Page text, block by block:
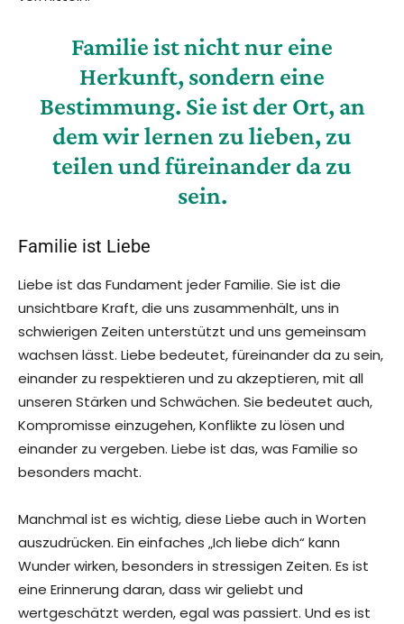
Familie ist nicht nur eine
Herkunft, sondern eine
Bestimmung. Sie ist der Ort, an
dem wir lernen zu lieben, zu
teilen und füreinander da zu
sein.
Familie ist Liebe
Liebe ist das Fundament jeder Familie. Sie ist die
unsichtbare Kraft, die uns zusammenhält, uns in
schwierigen Zeiten unterstützt und uns gemeinsam
wachsen lässt. Liebe bedeutet, füreinander da zu sein,
einander zu respektieren und zu akzeptieren, mit all
unseren Stärken und Schwächen. Sie bedeutet auch,
Kompromisse einzugehen, Konflikte zu lösen und
einander zu vergeben. Liebe ist das, was Familie so
besonders macht.
Manchmal ist es wichtig, diese Liebe auch in Worten
auszudrücken. Ein einfaches „Ich liebe dich“ kann
Wunder wirken, besonders in stressigen Zeiten. Es ist
eine Erinnerung daran, dass wir geliebt und
wertgeschätzt werden, egal was passiert. Und es ist